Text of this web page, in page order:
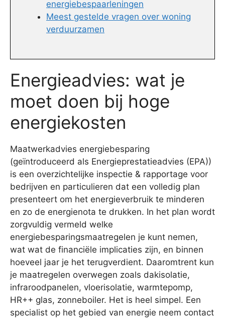
energiebespaarleningen
Meest gestelde vragen over woning
verduurzamen
Energieadvies: wat je
moet doen bij hoge
energiekosten
Maatwerkadvies energiebesparing
(geïntroduceerd als Energieprestatieadvies (EPA))
is een overzichtelijke inspectie & rapportage voor
bedrijven en particulieren dat een volledig plan
presenteert om het energieverbruik te minderen
en zo de energienota te drukken. In het plan wordt
zorgvuldig vermeld welke
energiebesparingsmaatregelen je kunt nemen,
wat wat de financiële implicaties zijn, en binnen
hoeveel jaar je het terugverdient. Daaromtrent kun
je maatregelen overwegen zoals dakisolatie,
infraroodpanelen, vloerisolatie, warmtepomp,
HR++ glas, zonneboiler. Het is heel simpel. Een
specialist op het gebied van energie neem contact